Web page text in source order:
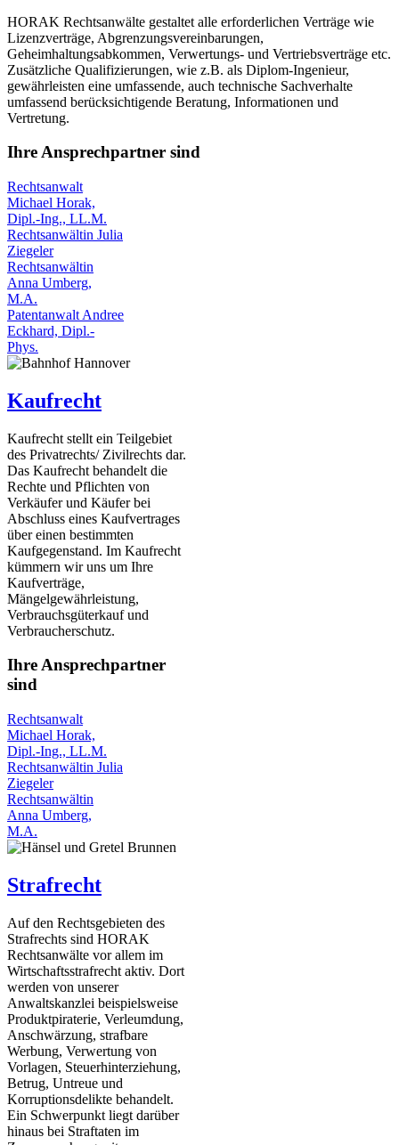
HORAK Rechtsanwälte gestaltet alle erforderlichen Verträge wie
Lizenzverträge, Abgrenzungsvereinbarungen,
Geheimhaltungsabkommen, Verwertungs- und Vertriebsverträge etc.
Zusätzliche Qualifizierungen, wie z.B. als Diplom-Ingenieur,
gewährleisten eine umfassende, auch technische Sachverhalte
umfassend berücksichtigende Beratung, Informationen und
Vertretung.
Ihre Ansprechpartner sind
Rechtsanwalt
Michael Horak,
Dipl.-Ing., LL.M.
Rechtsanwältin Julia
Ziegeler
Rechtsanwältin
Anna Umberg,
M.A.
Patentanwalt Andree
Eckhard, Dipl.-
Phys.
Kaufrecht
Kaufrecht stellt ein Teilgebiet
des Privatrechts/ Zivilrechts dar.
Das Kaufrecht behandelt die
Rechte und Pflichten von
Verkäufer und Käufer bei
Abschluss eines Kaufvertrages
über einen bestimmten
Kaufgegenstand. Im Kaufrecht
kümmern wir uns um Ihre
Kaufverträge,
Mängelgewährleistung,
Verbrauchsgüterkauf und
Verbraucherschutz.
Ihre Ansprechpartner
sind
Rechtsanwalt
Michael Horak,
Dipl.-Ing., LL.M.
Rechtsanwältin Julia
Ziegeler
Rechtsanwältin
Anna Umberg,
M.A.
Strafrecht
Auf den Rechtsgebieten des
Strafrechts sind HORAK
Rechtsanwälte vor allem im
Wirtschaftsstrafrecht aktiv. Dort
werden von unserer
Anwaltskanzlei beispielsweise
Produktpiraterie, Verleumdung,
Anschwärzung, strafbare
Werbung, Verwertung von
Vorlagen, Steuerhinterziehung,
Betrug, Untreue und
Korruptionsdelikte behandelt.
Ein Schwerpunkt liegt darüber
hinaus bei Straftaten im